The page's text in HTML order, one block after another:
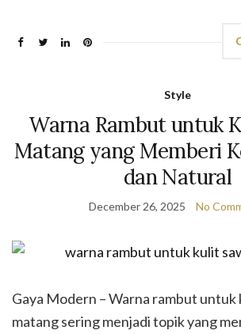
Style
Warna Rambut untuk
Matang yang Memberi
dan Natural
December 26, 2025 No
Gaya Modern – Warna rambut untuk
matang sering menjadi topik yang